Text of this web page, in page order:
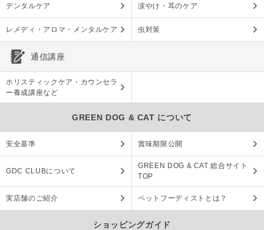
デンタルケア 涙やけ・耳のケア
レメディ・アロマ・メンタルケア 虫対策
通信講座
ホリスティックケア・カウンセラ
ー養成講座など
GREEN DOG & CAT について
安全基準 賞味期限公開
GDC CLUBについて
GREEN DOG & CAT 総合サイト
TOP
実店舗のご紹介 ペットフーディストとは？
ショッピングガイド